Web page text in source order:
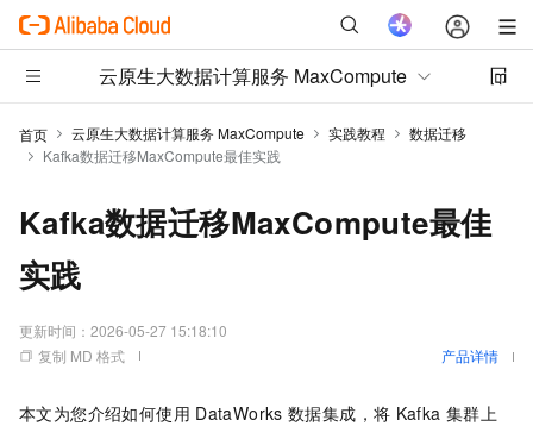
云原生大数据计算服务 MaxCompute
首页 云原生大数据计算服务 MaxCompute 实践教程
数据迁移
Kafka数据迁移MaxCompute最佳实践
Kafka数据迁移MaxCompute最佳
实践
更新时间： 2026-05-27 15:18:10
复制 MD 格式
产品详情
本文为您介绍如何使用 DataWorks 数据集成，将 Kafka 集群上